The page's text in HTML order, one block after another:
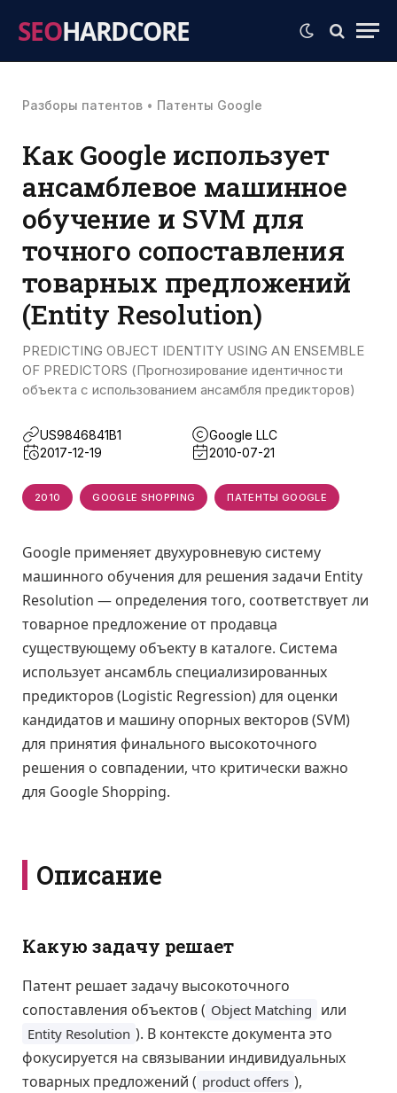
SEOHARDCORE
Разборы патентов • Патенты Google
Как Google использует
ансамблевое машинное
обучение и SVM для
точного сопоставления
товарных предложений
(Entity Resolution)
PREDICTING OBJECT IDENTITY USING AN ENSEMBLE
OF PREDICTORS (Прогнозирование идентичности
объекта с использованием ансамбля предикторов)
US9846841B1
Google LLC
2017-12-19
2010-07-21
2010 GOOGLE SHOPPING ПАТЕНТЫ GOOGLE
Google применяет двухуровневую систему
машинного обучения для решения задачи Entity
Resolution — определения того, соответствует ли
товарное предложение от продавца
существующему объекту в каталоге. Система
использует ансамбль специализированных
предикторов (Logistic Regression) для оценки
кандидатов и машину опорных векторов (SVM)
для принятия финального высокоточного
решения о совпадении, что критически важно
для Google Shopping.
Описание
Какую задачу решает
Патент решает задачу высокоточного
сопоставления объектов ( Object Matching или
Entity Resolution ). В контексте документа это
фокусируется на связывании индивидуальных
товарных предложений ( product offers ),